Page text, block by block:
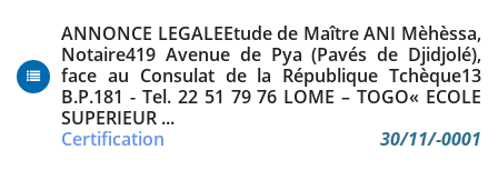
ANNONCE LEGALEEtude de Maître ANI Mèhèssa,
Notaire419 Avenue de Pya (Pavés de Djidjolé),
face au Consulat de la République Tchèque13
B.P.181 - Tel. 22 51 79 76 LOME – TOGO« ECOLE
SUPERIEUR ...
Certification
30/11/-0001